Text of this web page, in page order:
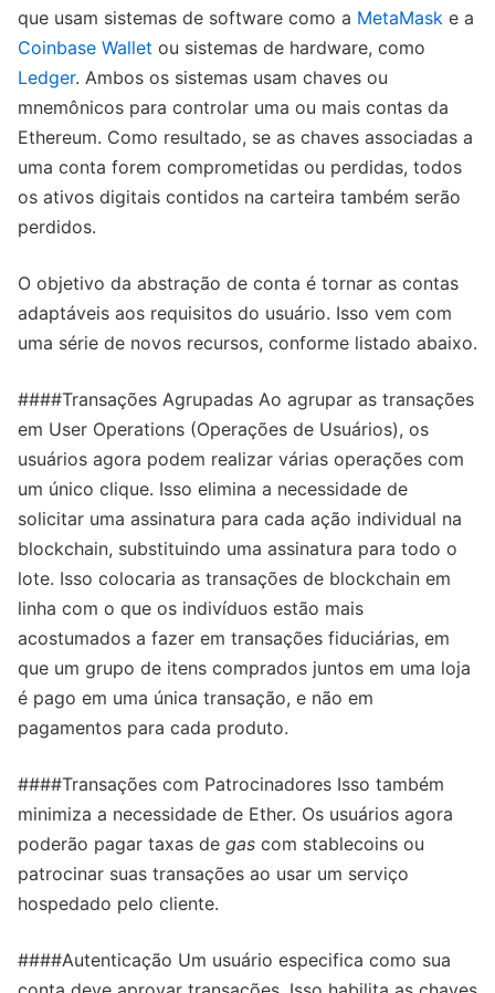
que usam sistemas de software como a MetaMask e a
Coinbase Wallet ou sistemas de hardware, como
Ledger. Ambos os sistemas usam chaves ou
mnemônicos para controlar uma ou mais contas da
Ethereum. Como resultado, se as chaves associadas a
uma conta forem comprometidas ou perdidas, todos
os ativos digitais contidos na carteira também serão
perdidos.
O objetivo da abstração de conta é tornar as contas
adaptáveis aos requisitos do usuário. Isso vem com
uma série de novos recursos, conforme listado abaixo.
####Transações Agrupadas Ao agrupar as transações
em User Operations (Operações de Usuários), os
usuários agora podem realizar várias operações com
um único clique. Isso elimina a necessidade de
solicitar uma assinatura para cada ação individual na
blockchain, substituindo uma assinatura para todo o
lote. Isso colocaria as transações de blockchain em
linha com o que os indivíduos estão mais
acostumados a fazer em transações fiduciárias, em
que um grupo de itens comprados juntos em uma loja
é pago em uma única transação, e não em
pagamentos para cada produto.
####Transações com Patrocinadores Isso também
minimiza a necessidade de Ether. Os usuários agora
poderão pagar taxas de gas com stablecoins ou
patrocinar suas transações ao usar um serviço
hospedado pelo cliente.
####Autenticação Um usuário especifica como sua